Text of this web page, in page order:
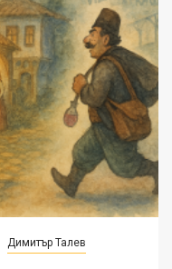
Димитър Талев